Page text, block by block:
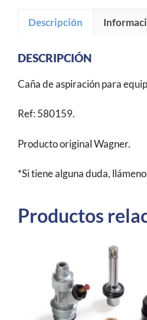
Descripción
DESCRIPCIÓN
Caña de aspiración para
Ref: 580159.
Producto original Wagner.
*Si tiene alguna duda,
Productos